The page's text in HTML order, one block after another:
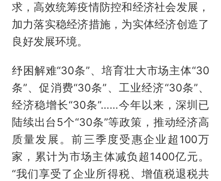
求，高效统筹疫情防控和经济社会发展，
加力落实稳经济措施，为实体经济创造了
良好发展环境。
纾困解难“30条”、培育壮大市场主体“30
条”、促消费“30条”、工业经济“30条”、
经济稳增长“30条”……今年以来，深圳已
陆续出台5个“30条”等政策，推动经济高
质量发展。前三季度受惠企业超100万
家，累计为市场主体减负超1400亿元。
“我们享受了企业所得税、增值税退税共